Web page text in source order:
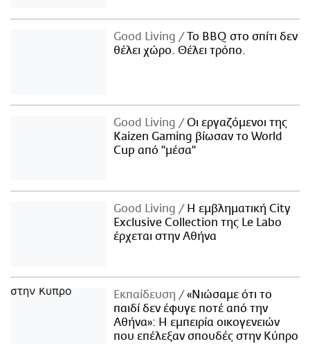
Good Living
Το BBQ στο σπίτι δεν
θέλει χώρο. Θέλει τρόπο.
Good Living
Οι εργαζόμενοι της
Kaizen Gaming βίωσαν το World
Cup από "μέσα"
Good Living
Η εμβληματική City
Exclusive Collection της Le Labo
έρχεται στην Αθήνα
Εκπαίδευση
«Νιώσαμε ότι το
παιδί δεν έφυγε ποτέ από την
Αθήνα»: Η εμπειρία οικογενειών
που επέλεξαν σπουδές στην Κύπρο